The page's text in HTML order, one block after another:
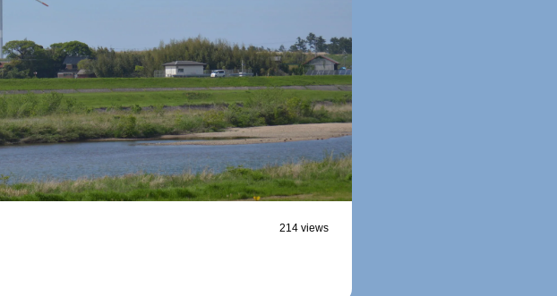
214 views